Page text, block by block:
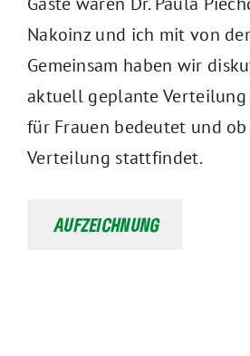
Nakoinz und ich mit von
Gemeinsam haben wir
aktuell geplante Verteilung
für Frauen bedeutet und
Verteilung stattfindet.
AUFZEICHNUNG